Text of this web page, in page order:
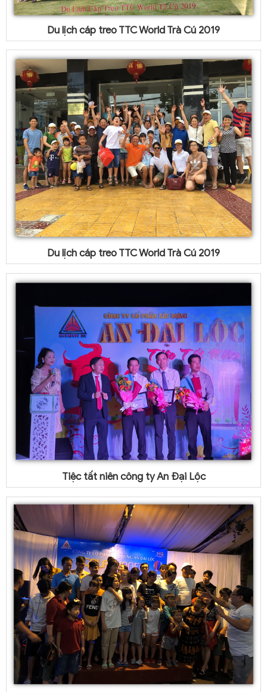
Du lịch cáp treo TTC World Trà Cú 2019
Du lịch cáp treo TTC World Trà Cú 2019
Tiệc tất niên công ty An Đại Lộc